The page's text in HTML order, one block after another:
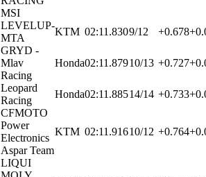
MSI
LEVELUP-
MTA
KTM 02:11.8309/12 +0.678
GRYD -
Mlav
Racing
Honda02:11.87910/13 +0.727
Leopard
Racing
Honda02:11.88514/14 +0.733
CFMOTO
Power
Electronics
Aspar Team
KTM 02:11.91610/12 +0.764
LIQUI